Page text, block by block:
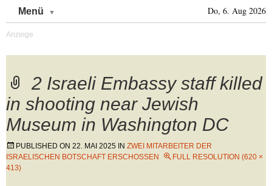
Menü Do, 6. Aug 2026
2 Israeli Embassy staff killed
in shooting near Jewish
Museum in Washington DC
PUBLISHED ON 22. MAI 2025 IN ZWEI MITARBEITER DER
ISRAELISCHEN BOTSCHAFT ERSCHOSSEN
FULL RESOLUTION (620 ×
413)